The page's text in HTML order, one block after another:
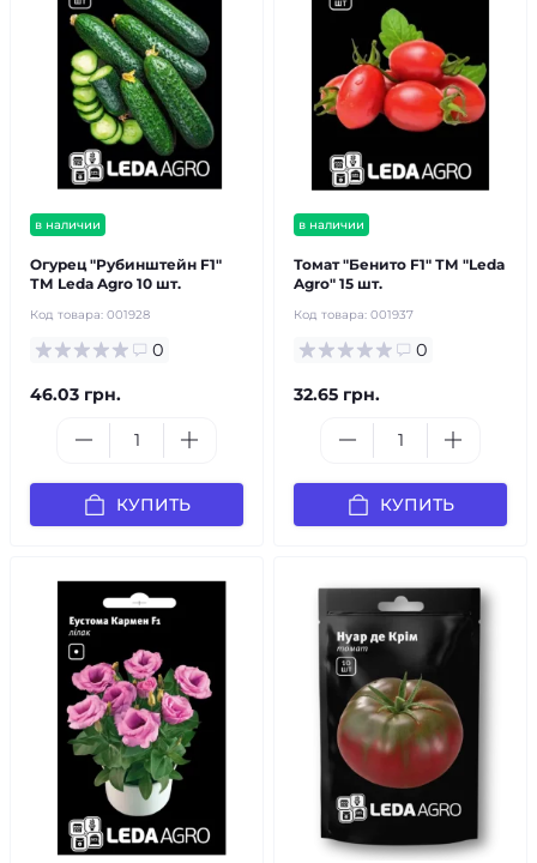
в наличии
Огурец "Рубинштейн F1"
ТМ Leda Agro 10 шт.
Код товара: 001928
0
46.03 грн.
КУПИТЬ
в наличии
Томат "Бенито F1" ТМ "Leda
Agro" 15 шт.
Код товара: 001937
0
32.65 грн.
КУПИТЬ